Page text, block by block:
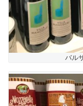
バル